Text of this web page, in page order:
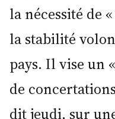
la nécessité de
la stabilité
pays. Il vise un
de
dit jeudi, sur